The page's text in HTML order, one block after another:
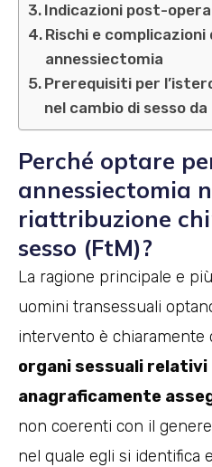
Indicazioni post-
Rischi e complicazioni
annessiectomia
Prerequisiti per
nel cambio di sesso
Perché optare
annessiectomia
riattribuzione
sesso (FtM)?
La ragione principale e
uomini transessuali
intervento è chiaramente
organi sessuali relativi
anagraficamente
non coerenti con il
nel quale egli si identifica